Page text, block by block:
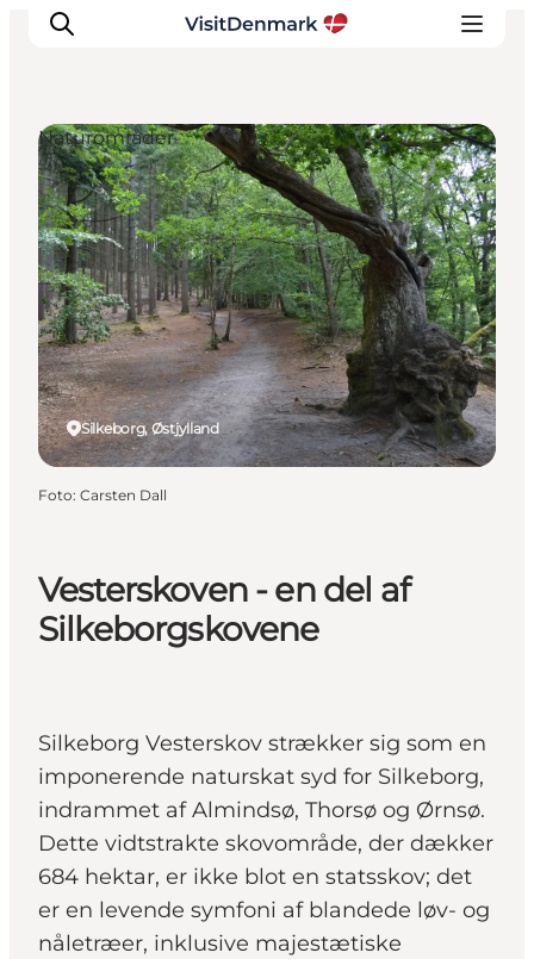
Inspiration
Destinationer
Oplevelser
Overnatning
Planlæg ferien
Vesterskoven - en del af
Silkeborgskovene
Silkeborg Vesterskov strækker sig som en
imponerende naturskat syd for Silkeborg,
indrammet af Almindsø, Thorsø og Ørnsø.
Dette vidtstrakte skovområde, der dækker
684 hektar, er ikke blot en statsskov; det
er en levende symfoni af blandede løv- og
nåletræer, inklusive majestætiske
Silkeborg, Østjylland
Naturområder
Foto: Carsten Dall